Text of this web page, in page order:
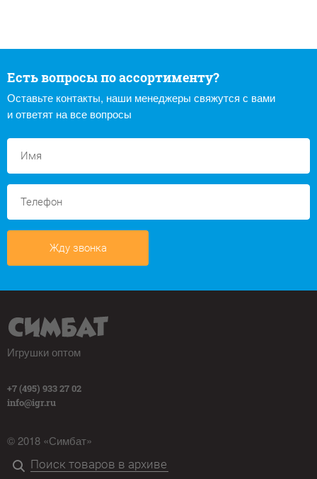
Есть вопросы по ассортименту?
Оставьте контакты, наши менеджеры свяжутся с вами
и ответят на все вопросы
Жду звонка
Игрушки оптом
+7 (495) 933 27 02
info@igr.ru
© 2018 «Симбат»